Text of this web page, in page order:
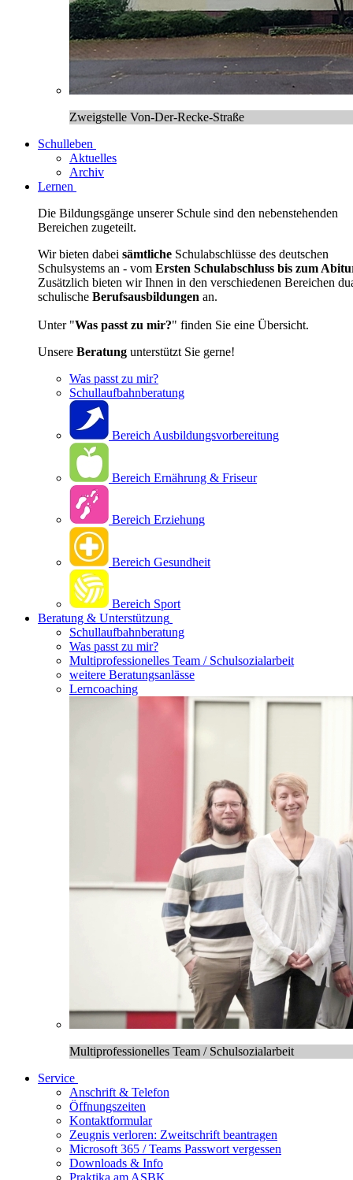
Zweigstelle Von-Der-Recke-Straße
Schulleben
Aktuelles
Archiv
Lernen
Die Bildungsgänge unserer Schule sind den nebenstehenden
Bereichen zugeteilt.
Wir bieten dabei sämtliche Schulabschlüsse des deutschen
Schulsystems an - vom Ersten Schulabschluss bis zum
Zusätzlich bieten wir Ihnen in den verschiedenen Bereichen
schulische Berufsausbildungen an.
Unter "Was passt zu mir?" finden Sie eine Übersicht.
Unsere Beratung unterstützt Sie gerne!
Was passt zu mir?
Schullaufbahnberatung
Bereich Ausbildungsvorbereitung
Bereich Ernährung & Friseur
Bereich Erziehung
Bereich Gesundheit
Bereich Sport
Beratung & Unterstützung
Schullaufbahnberatung
Was passt zu mir?
Multipro­fessionelles Team / Schulsozialarbeit
weitere Beratungsanlässe
Lerncoaching
Multiprofessionelles Team / Schulsozialarbeit
Service
Anschrift & Telefon
Öffnungszeiten
Kontaktformular
Zeugnis verloren: Zweitschrift beantragen
Microsoft 365 / Teams Passwort vergessen
Downloads & Info
Praktika am ASBK